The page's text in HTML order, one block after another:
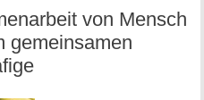
von Mensch
gemeinsamen